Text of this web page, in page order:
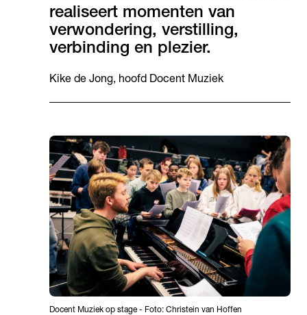
realiseert momenten van
verwondering, verstilling,
verbinding en plezier.
Kike de Jong, hoofd Docent Muziek
Docent Muziek op stage - Foto: Christein van Hoffen